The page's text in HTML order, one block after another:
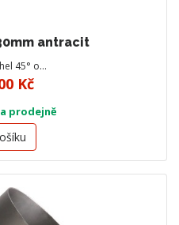
antracit
45° o…
Kč
prodejně